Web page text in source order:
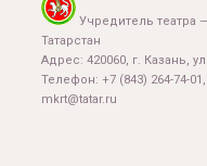
Учредитель театра
Татарстан
Адрес: 420060, г. Казань,
Телефон: +7 (843) 264-74-
mkrt@tatar.ru